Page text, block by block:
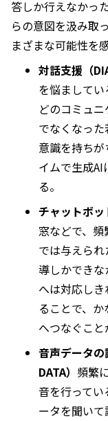
答しか行えなかっ
らの意図を汲み取
まざまな可能性を
対話支援（
を悩まして
どのコミュ
でなくなっ
意識を持ち
イムで生成AI
る。
チャットボッ
窓などで、
では与えら
導しかでき
へは対応し
ることで、
へつなぐこと
音声データの
DATA） 頻繁
音を行って
ータを聞い